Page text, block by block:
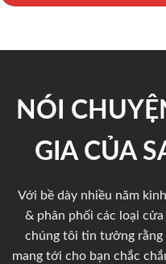
NÓI
GIA CỦA
Với bề dày nhiều năm
& phân phối các loại
chúng tôi tin tưởng rằng
mang tới cho bạn chắc